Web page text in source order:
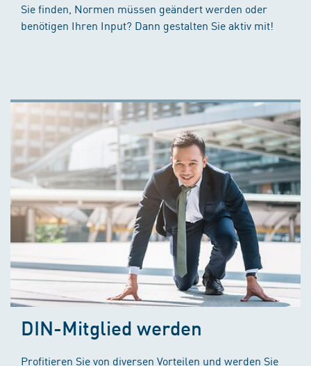
Sie finden, Normen müssen geändert werden oder
benötigen Ihren Input? Dann gestalten Sie aktiv mit!
DIN-Mitglied werden
Profitieren Sie von diversen Vorteilen und werden Sie